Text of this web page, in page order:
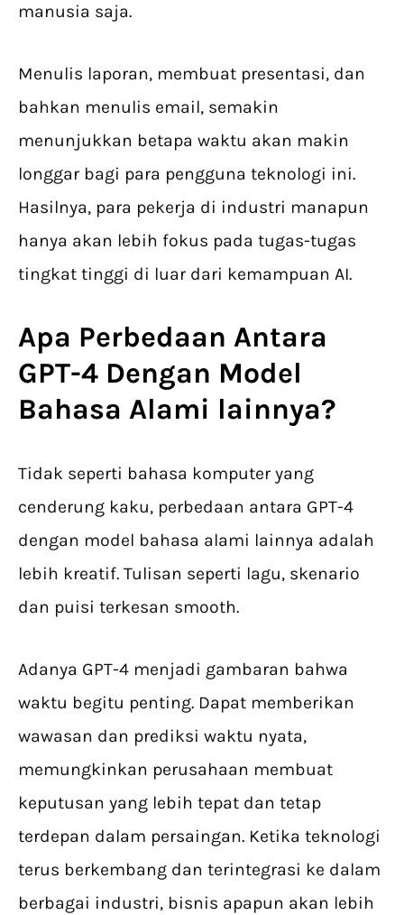
manusia saja.
Menulis laporan, membuat presentasi, dan
bahkan menulis email, semakin
menunjukkan betapa waktu akan makin
longgar bagi para pengguna teknologi ini.
Hasilnya, para pekerja di industri manapun
hanya akan lebih fokus pada tugas-tugas
tingkat tinggi di luar dari kemampuan AI.
Apa Perbedaan Antara
GPT-4 Dengan Model
Bahasa Alami lainnya?
Tidak seperti bahasa komputer yang
cenderung kaku, perbedaan antara GPT-4
dengan model bahasa alami lainnya adalah
lebih kreatif. Tulisan seperti lagu, skenario
dan puisi terkesan smooth.
Adanya GPT-4 menjadi gambaran bahwa
waktu begitu penting. Dapat memberikan
wawasan dan prediksi waktu nyata,
memungkinkan perusahaan membuat
keputusan yang lebih tepat dan tetap
terdepan dalam persaingan. Ketika teknologi
terus berkembang dan terintegrasi ke dalam
berbagai industri, bisnis apapun akan lebih